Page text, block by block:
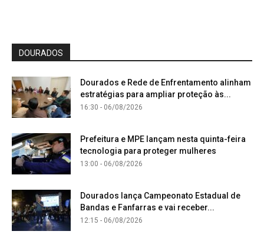
DOURADOS
Dourados e Rede de Enfrentamento alinham
estratégias para ampliar proteção às...
16:30 - 06/08/2026
Prefeitura e MPE lançam nesta quinta-feira
tecnologia para proteger mulheres
13:00 - 06/08/2026
Dourados lança Campeonato Estadual de
Bandas e Fanfarras e vai receber...
12:15 - 06/08/2026